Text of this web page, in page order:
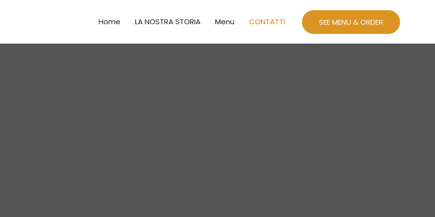
Home LA NOSTRA STORIA Menu CONTATTI SEE MENU & ORDER